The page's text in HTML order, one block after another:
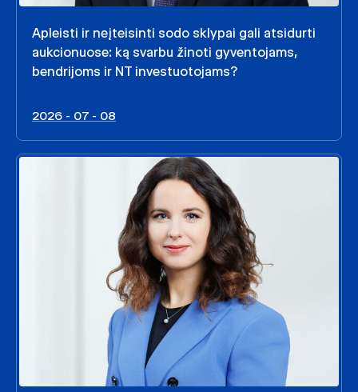
Apleisti ir neįteisinti sodo sklypai gali atsidurti
aukcionuose: ką svarbu žinoti gyventojams,
bendrijoms ir NT investuotojams?
2026 - 07 - 08